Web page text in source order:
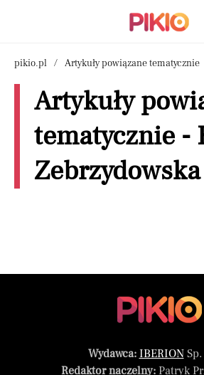
pikio.pl Artykuły powiązane tematycznie
Artykuły
tematycznie -
Zebrzydowska
Wydawca: IBERIONSp.
Redaktor naczelny:Patryk